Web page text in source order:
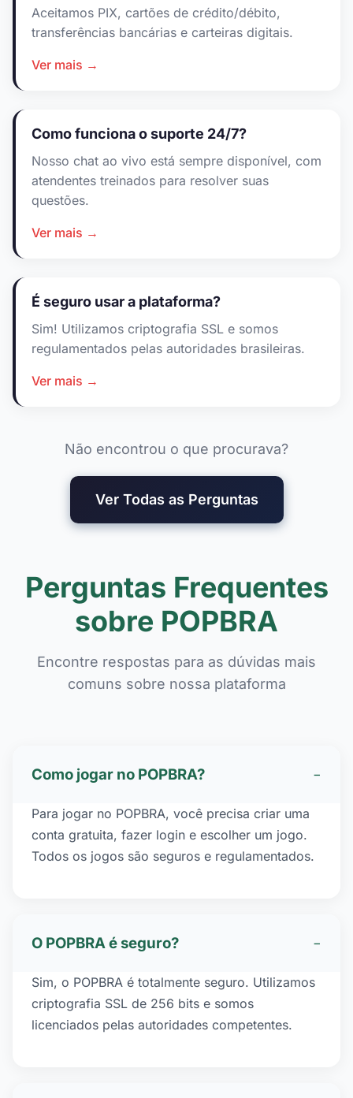
Aceitamos PIX, cartões de crédito/débito,
transferências bancárias e carteiras digitais.
Ver mais →
Como funciona o suporte 24/7?
Nosso chat ao vivo está sempre disponível, com
atendentes treinados para resolver suas
questões.
Ver mais →
É seguro usar a plataforma?
Sim! Utilizamos criptografia SSL e somos
regulamentados pelas autoridades brasileiras.
Ver mais →
Não encontrou o que procurava?
Ver Todas as Perguntas
Perguntas Frequentes
sobre POPBRA
Encontre respostas para as dúvidas mais
comuns sobre nossa plataforma
Como jogar no POPBRA? −
Para jogar no POPBRA, você precisa criar uma
conta gratuita, fazer login e escolher um jogo.
Todos os jogos são seguros e regulamentados.
O POPBRA é seguro? −
Sim, o POPBRA é totalmente seguro. Utilizamos
criptografia SSL de 256 bits e somos
licenciados pelas autoridades competentes.